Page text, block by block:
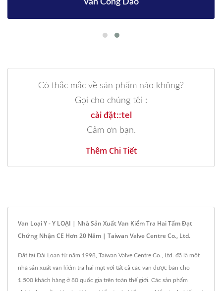
Van Cổng Dao
Có thắc mắc về sản phẩm nào không?
Gọi cho chúng tôi :
cài đặt::tel
Cảm ơn bạn.
Thêm Chi Tiết
Van Loại Y - Y LOẠI | Nhà Sản Xuất Van Kiểm Tra Hai Tấm Đạt
Chứng Nhận CE Hơn 20 Năm | Taiwan Valve Centre Co., Ltd.
Đặt tại Đài Loan từ năm 1998, Taiwan Valve Centre Co., Ltd. đã là một
nhà sản xuất van kiểm tra hai mặt với tất cả các van được bán cho
1.500 khách hàng ở 80 quốc gia trên toàn thế giới. Các sản phẩm